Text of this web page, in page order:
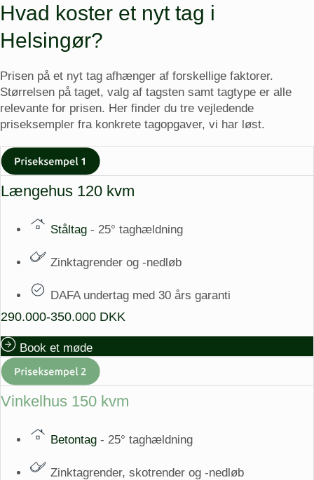
Hvad koster et nyt tag i
Helsingør?
Prisen på et nyt tag afhænger af forskellige faktorer.
Størrelsen på taget, valg af tagsten samt tagtype er alle
relevante for prisen. Her finder du tre vejledende
priseksempler fra konkrete tagopgaver, vi har løst.
Længehus 120 kvm
Ståltag - 25° taghældning
Zinktagrender og -nedløb
DAFA undertag med 30 års garanti
290.000-350.000 DKK
Book et møde
Vinkelhus 150 kvm
Betontag - 25° taghældning
Zinktagrender, skotrender og -nedløb